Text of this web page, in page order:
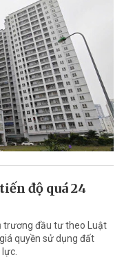
độ quá 24
trương đầu tư theo Luật
quyền sử dụng đất